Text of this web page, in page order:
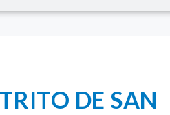
DE SAN